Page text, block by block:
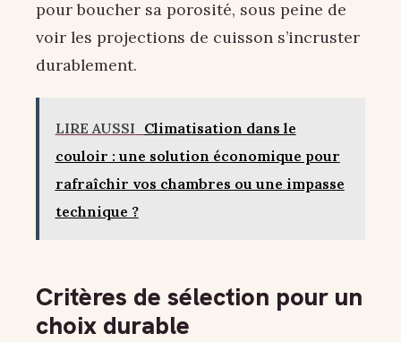
pour boucher sa porosité, sous peine de
voir les projections de cuisson s’incruster
durablement.
LIRE AUSSI Climatisation dans le
couloir : une solution économique pour
rafraîchir vos chambres ou une impasse
technique ?
Critères de sélection pour un
choix durable